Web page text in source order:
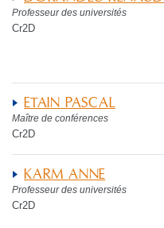
Professeur des universités
Cr2D
ETAIN PASCAL
Maître de conférences
Cr2D
KARM ANNE
Professeur des universités
Cr2D